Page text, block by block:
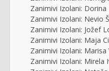
Zanimivi Izolani: Dorina
Zanimivi Izolani: Nevio
Zanimivi Izolani: Jožef
Zanimivi Izolani: Maja
Zanimivi Izolani:
Zanimivi Izolani: Mirela